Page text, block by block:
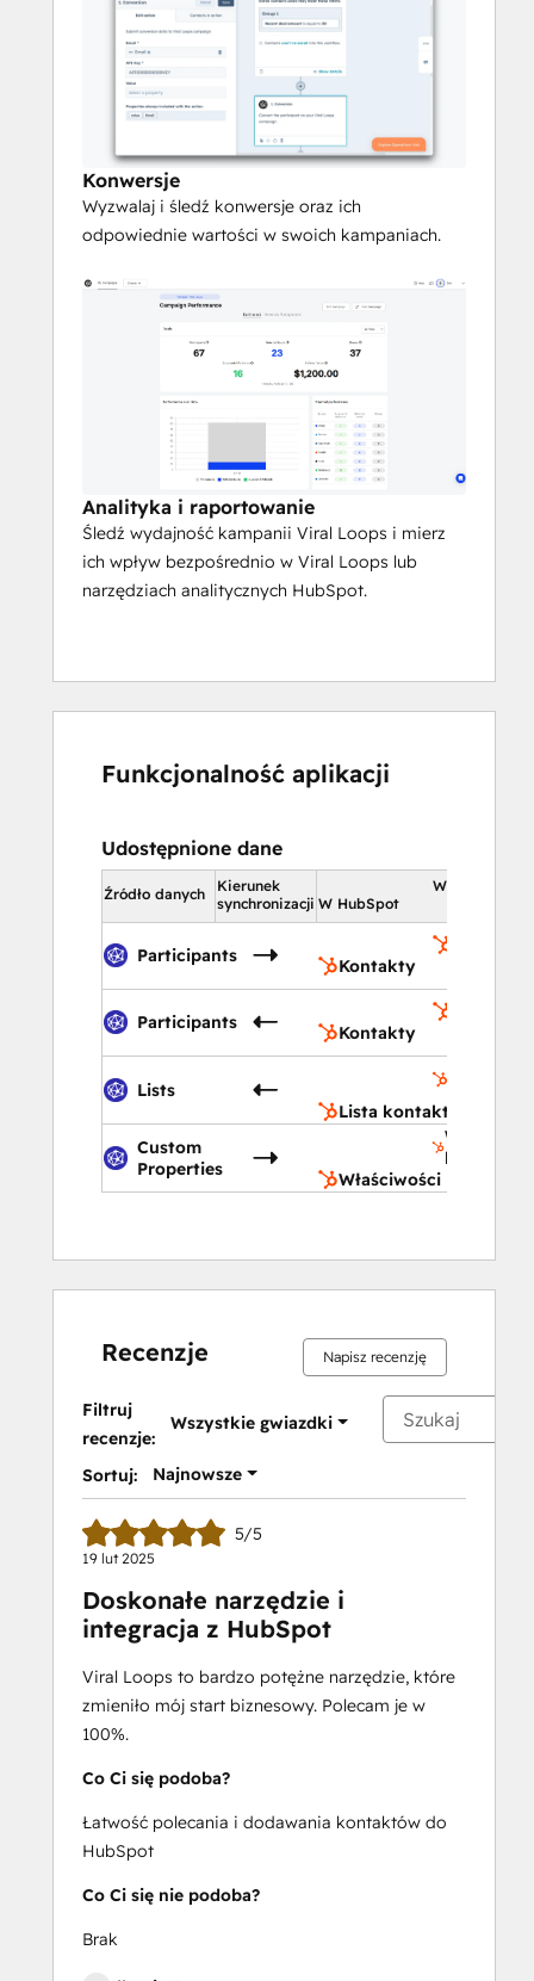
Konwersje
Wyzwalaj i śledź konwersje oraz ich
odpowiednie wartości w swoich kampaniach.
Analityka i raportowanie
Śledź wydajność kampanii Viral Loops i mierz
ich wpływ bezpośrednio w Viral Loops lub
narzędziach analitycznych HubSpot.
Funkcjonalność aplikacji
Udostępnione dane
Źródło danych
Kierunek
synchronizacji
W HubSpot
W HubSpot
Participants
Kontakty
Participants
Kontakty
Lists
Lista kontaktów
Custom
Properties
kontaktu
Właściwości kontaktu
Recenzje Napisz recenzję
Filtruj
recenzje:
Wszystkie gwiazdki
Sortuj: Najnowsze
5/5
19 lut 2025
Doskonałe narzędzie i
integracja z HubSpot
Viral Loops to bardzo potężne narzędzie, które
zmieniło mój start biznesowy. Polecam je w
100%.
Co Ci się podoba?
Łatwość polecania i dodawania kontaktów do
HubSpot
Co Ci się nie podoba?
Brak